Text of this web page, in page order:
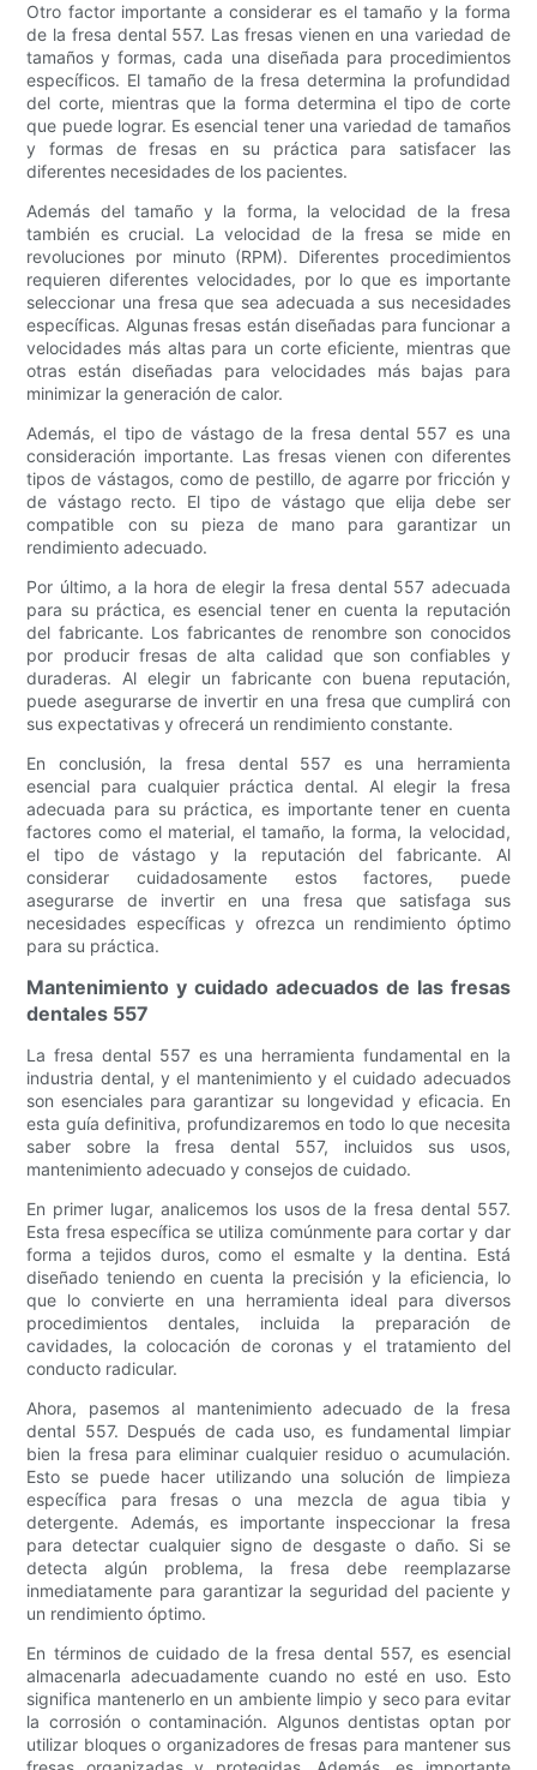
Otro factor importante a considerar es el tamaño y la forma
de la fresa dental 557. Las fresas vienen en una variedad de
tamaños y formas, cada una diseñada para procedimientos
específicos. El tamaño de la fresa determina la profundidad
del corte, mientras que la forma determina el tipo de corte
que puede lograr. Es esencial tener una variedad de tamaños
y formas de fresas en su práctica para satisfacer las
diferentes necesidades de los pacientes.
Además del tamaño y la forma, la velocidad de la fresa
también es crucial. La velocidad de la fresa se mide en
revoluciones por minuto (RPM). Diferentes procedimientos
requieren diferentes velocidades, por lo que es importante
seleccionar una fresa que sea adecuada a sus necesidades
específicas. Algunas fresas están diseñadas para funcionar a
velocidades más altas para un corte eficiente, mientras que
otras están diseñadas para velocidades más bajas para
minimizar la generación de calor.
Además, el tipo de vástago de la fresa dental 557 es una
consideración importante. Las fresas vienen con diferentes
tipos de vástagos, como de pestillo, de agarre por fricción y
de vástago recto. El tipo de vástago que elija debe ser
compatible con su pieza de mano para garantizar un
rendimiento adecuado.
Por último, a la hora de elegir la fresa dental 557 adecuada
para su práctica, es esencial tener en cuenta la reputación
del fabricante. Los fabricantes de renombre son conocidos
por producir fresas de alta calidad que son confiables y
duraderas. Al elegir un fabricante con buena reputación,
puede asegurarse de invertir en una fresa que cumplirá con
sus expectativas y ofrecerá un rendimiento constante.
En conclusión, la fresa dental 557 es una herramienta
esencial para cualquier práctica dental. Al elegir la fresa
adecuada para su práctica, es importante tener en cuenta
factores como el material, el tamaño, la forma, la velocidad,
el tipo de vástago y la reputación del fabricante. Al
considerar cuidadosamente estos factores, puede
asegurarse de invertir en una fresa que satisfaga sus
necesidades específicas y ofrezca un rendimiento óptimo
para su práctica.
Mantenimiento y cuidado adecuados de las fresas
dentales 557
La fresa dental 557 es una herramienta fundamental en la
industria dental, y el mantenimiento y el cuidado adecuados
son esenciales para garantizar su longevidad y eficacia. En
esta guía definitiva, profundizaremos en todo lo que necesita
saber sobre la fresa dental 557, incluidos sus usos,
mantenimiento adecuado y consejos de cuidado.
En primer lugar, analicemos los usos de la fresa dental 557.
Esta fresa específica se utiliza comúnmente para cortar y dar
forma a tejidos duros, como el esmalte y la dentina. Está
diseñado teniendo en cuenta la precisión y la eficiencia, lo
que lo convierte en una herramienta ideal para diversos
procedimientos dentales, incluida la preparación de
cavidades, la colocación de coronas y el tratamiento del
conducto radicular.
Ahora, pasemos al mantenimiento adecuado de la fresa
dental 557. Después de cada uso, es fundamental limpiar
bien la fresa para eliminar cualquier residuo o acumulación.
Esto se puede hacer utilizando una solución de limpieza
específica para fresas o una mezcla de agua tibia y
detergente. Además, es importante inspeccionar la fresa
para detectar cualquier signo de desgaste o daño. Si se
detecta algún problema, la fresa debe reemplazarse
inmediatamente para garantizar la seguridad del paciente y
un rendimiento óptimo.
En términos de cuidado de la fresa dental 557, es esencial
almacenarla adecuadamente cuando no esté en uso. Esto
significa mantenerlo en un ambiente limpio y seco para evitar
la corrosión o contaminación. Algunos dentistas optan por
utilizar bloques o organizadores de fresas para mantener sus